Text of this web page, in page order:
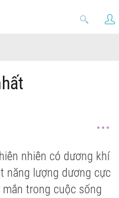
nhiên có dương khí
năng lượng dương cực
trong cuộc sống